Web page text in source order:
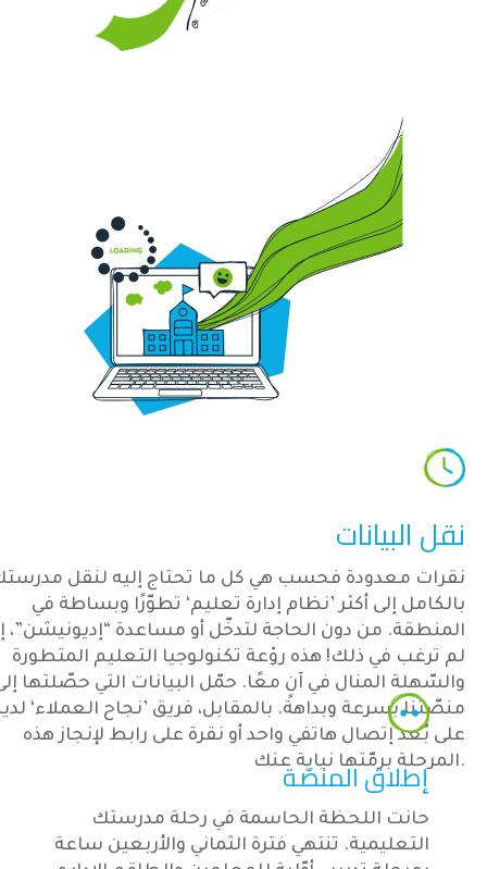
نقل البيانات
نقرات معدودة فحسب هي كل ما تحتاج إليه لنقل
بالكامل إلى أكثر ’نظام إدارة تعليم‘ تطوّرًا وبساطة في
المنطقة. من دون الحاجة لتدخّل أو مساعدة “إديونيشن”،
لم ترغب في ذلك! هذه روْعة تكنولوجيا التعليم المتطورة
والسّهلة المنال في آنٍ معًا. حمّل البيانات التي حصّلتها
منصّتنا بسرعة وبداهة. بالمقابل، فريق ’نجاح العملاء‘
على بُعد إتصال هاتفي واحد أو نقرة على رابط لإنجاز هذه
المرحلة برمّتها نيابة عنك.
إطلاق المنصّة
حانت اللحظة الحاسمة في رحلة مدرستك
التعليمية. تنتهي فترة الثماني والأربعين ساعة